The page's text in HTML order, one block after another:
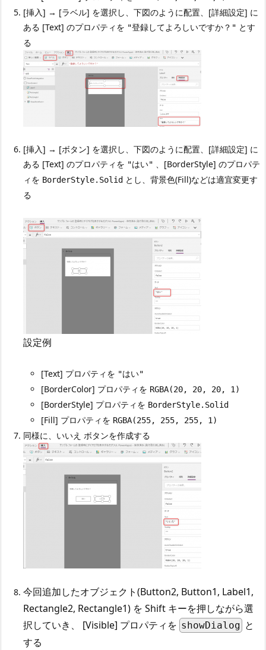
[挿入] → [ラベル] を選択し、下図のように配置、[詳細設定] に
ある [Text] のプロパティを "登録してよろしいですか？" とす
る
[挿入] → [ボタン] を選択し、下図のように配置、[詳細設定] に
ある [Text] のプロパティを "はい" 、[BorderStyle] のプロパテ
ィを BorderStyle.Solid とし、背景色(Fill)などは適宜変更す
る
設定例
[Text] プロパティを "はい"
[BorderColor] プロパティを RGBA(20, 20, 20, 1)
[BorderStyle] プロパティを BorderStyle.Solid
[Fill] プロパティを RGBA(255, 255, 255, 1)
同様に、いいえ ボタンを作成する
今回追加したオブジェクト(Button2, Button1, Label1,
Rectangle2, Rectangle1) を Shift キーを押しながら選
択していき、 [Visible] プロパティを showDialog と
する